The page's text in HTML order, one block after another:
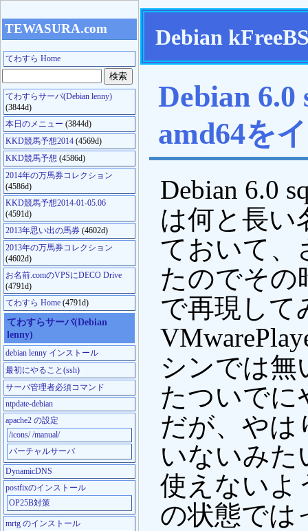
Debian
Debian 6.0
amd64を
Debian 6.0
は何と長い
ておいて、
たのでその
で再現して
シンでは無
たついでに
だが、やは
いないみた
使えないよ
の状態では
TEWASURA.com
てわすら Home
てわすらサーバ(Debian lenny)
(3844d)
本日のメニュー (3844d)
KKD競馬予想2014 (4569d)
KKD競馬予想 (4586d)
2014年の万馬券コレクション
(4586d)
KKD競馬予想2014-01-05.06
(4591d)
2013年思い出の馬券 (4602d)
2013年の万馬券コレクション
(4602d)
お名前.comのVPSにDECO Drive
(4791d)
てわすら Home (4791d)
てわすらサーバ(Debian
lenny)
debian lenny インストール
最初にやること(ssh)
サーバ管理者必須コマンド
ntpdate-debian
apache2 の設定
/icons/ /manual/
バーチャルサーバ
DynamicDNS
postfixのインストール
OP25B対策
mrtg のインストール